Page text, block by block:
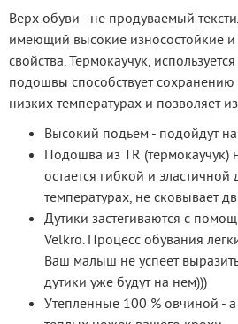
Верх обуви - не продуваемый
имеющий высокие износостойкие
свойства. Термокаучук,
подошвы способствует сохранению
низких температурах и позволяет
Высокий подьем - подойдут
Подошва из TR (термокаучук)
остается гибкой и
температурах, не сковывает
Дутики застегиваются с
Velkro. Процесс обувания
Ваш малыш не успеет выразить
дутики уже будут на нем)))
Утепленные 100 % овчиной - а